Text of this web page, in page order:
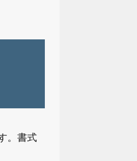
。書式